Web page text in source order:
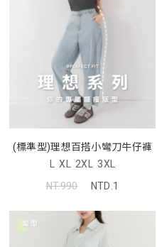
(標準型)理想百搭小彎刀牛仔褲
L XL 2XL 3XL
NT.990
NTD.1